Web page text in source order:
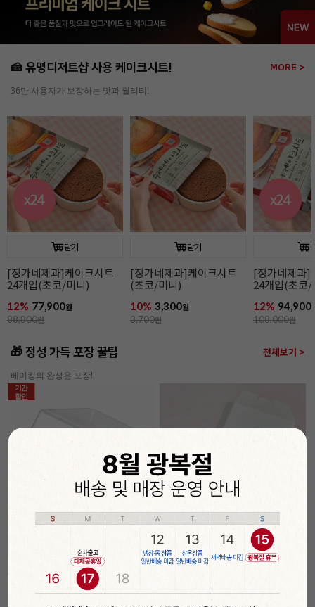
🍰 유명디저트샵 사용 케이크시트! MORE >
36만 사용자가 보장하는 맛과 퀄리티!
담기
[장가네제과]케이크시트
24개입(초코/미니)
12% 77,900원
88,800원
담기
[장가네제과]케이크시트
(초코/미니)
10% 3,300원
3,700원
[장가네제과]
24개입(초코/
12% 94,900
108,000원
🎁 정성 가득 포장 꿀팁 전체보기 >
베이킹의 완성은 포장!
기간
할인
05 10:
담기
속이 잘 보이는 투명 햄버거 상자(50개입/
30% 6,990
담기
21% 5,490